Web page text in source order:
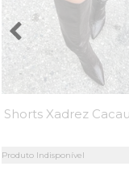
Produto Indisponível